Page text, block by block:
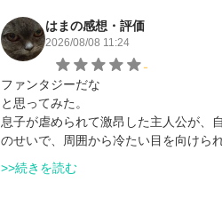
はまの感想・評価
2026/08/08 11:24
-
ファンタジーだな
と思ってみた。
息子が虐められて激昂した主人公が、
のせいで、周囲から冷たい目を向けら
>>続きを読む